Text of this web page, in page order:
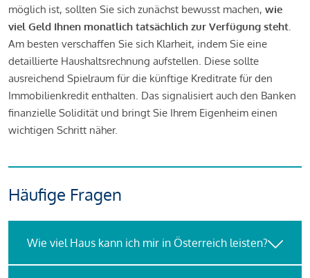
möglich ist, sollten Sie sich zunächst bewusst machen, wie
viel Geld Ihnen monatlich tatsächlich zur Verfügung steht.
Am besten verschaffen Sie sich Klarheit, indem Sie eine
detaillierte Haushaltsrechnung aufstellen. Diese sollte
ausreichend Spielraum für die künftige Kreditrate für den
Immobilienkredit enthalten. Das signalisiert auch den Banken
finanzielle Solidität und bringt Sie Ihrem Eigenheim einen
wichtigen Schritt näher.
Häufige Fragen
Wie viel Haus kann ich mir in Österreich leisten?